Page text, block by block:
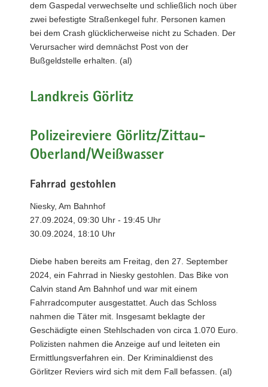
dem Gaspedal verwechselte und schließlich noch über
zwei befestigte Straßenkegel fuhr. Personen kamen
bei dem Crash glücklicherweise nicht zu Schaden. Der
Verursacher wird demnächst Post von der
Bußgeldstelle erhalten. (al)
Landkreis Görlitz
Polizeireviere Görlitz/Zittau-
Oberland/Weißwasser
Fahrrad gestohlen
Niesky, Am Bahnhof
27.09.2024, 09:30 Uhr - 19:45 Uhr
30.09.2024, 18:10 Uhr
Diebe haben bereits am Freitag, den 27. September
2024, ein Fahrrad in Niesky gestohlen. Das Bike von
Calvin stand Am Bahnhof und war mit einem
Fahrradcomputer ausgestattet. Auch das Schloss
nahmen die Täter mit. Insgesamt beklagte der
Geschädigte einen Stehlschaden von circa 1.070 Euro.
Polizisten nahmen die Anzeige auf und leiteten ein
Ermittlungsverfahren ein. Der Kriminaldienst des
Görlitzer Reviers wird sich mit dem Fall befassen. (al)